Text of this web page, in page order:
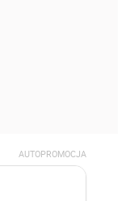
AUTOPROMOCJA